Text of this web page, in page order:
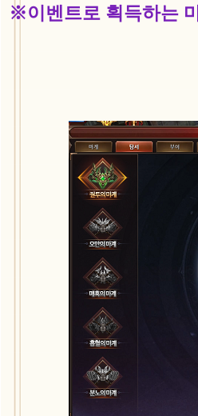
※이벤트로 획득하는